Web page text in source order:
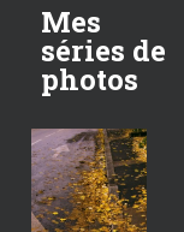
Mes
séries de
photos